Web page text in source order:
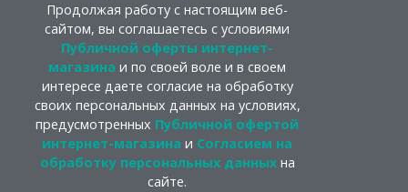
Продолжая работу с настоящим веб-
сайтом, вы соглашаетесь с условиями
Публичной оферты интернет-
магазина и по своей воле и в своем
интересе даете согласие на обработку
своих персональных данных на условиях,
предусмотренных Публичной офертой
интернет-магазина и Согласием на
обработку персональных данныхна
сайте.